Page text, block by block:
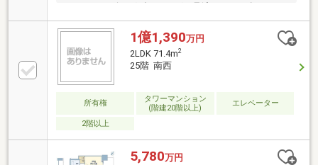
のため、リビングダイニングが見渡せます・各フロア
にクリーンステーション設置、24時間ゴミ出し可能・
冷暖房設置、プライバシーに配慮した内廊下設計を採
用・24時間有人管理、オンラインセキュリティシステ
ム採用・ダブルオートロックシステム採用・鍵をカバ
ンやポケットに入れたままで解錠可能なハンズフリー
キー採用・ペット飼育可(規約による制限有)・オール
電化マンション【共有部分】・スカイラウンジ・パー
ティルーム（集会室）・ゲストルーム・フィットネス
ルーム・コンシェルジュサービス
1億1,390万円
2LDK 71.4m2
25階 南西
所有権
タワーマンション
(階建20階以上)
エレベーター
2階以上
5,780万円